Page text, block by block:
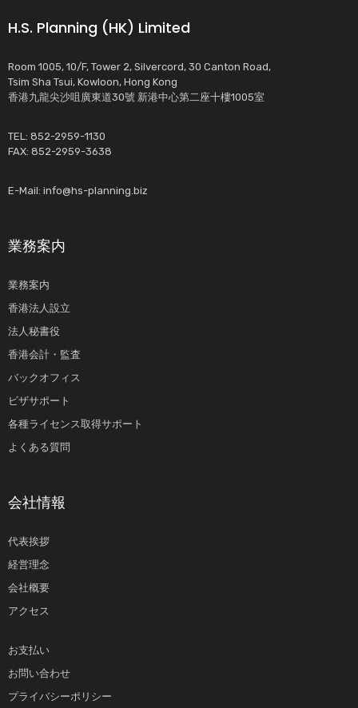
H.S. Planning (HK) Limited
Room 1005, 10/F, Tower 2, Silvercord, 30 Canton Road,
Tsim Sha Tsui, Kowloon, Hong Kong
香港九龍尖沙咀廣東道30號 新港中心第二座十樓1005室
TEL: 852-2959-1130
FAX: 852-2959-3638
E-Mail: info@hs-planning.biz
業務案内
業務案内
香港法人設立
法人秘書役
香港会計・監査
バックオフィス
ビザサポート
各種ライセンス取得サポート
よくある質問
会社情報
代表挨拶
経営理念
会社概要
アクセス
お支払い
お問い合わせ
プライバシーポリシー